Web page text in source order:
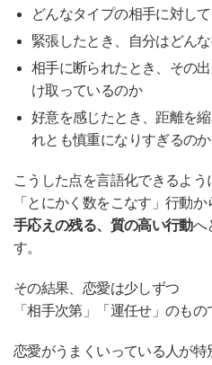
どんなタイプの相手に対し
緊張したとき、自分はどん
相手に断られたとき、その
け取っているのか
好意を感じたとき、距離を
れとも慎重になりすぎるのか
こうした点を言語化できるよう
「とにかく数をこなす」行動か
手応えの残る、質の高い行動へ
す。
その結果、恋愛は少しずつ
「相手次第」「運任せ」のも
恋愛がうまくいっている人が